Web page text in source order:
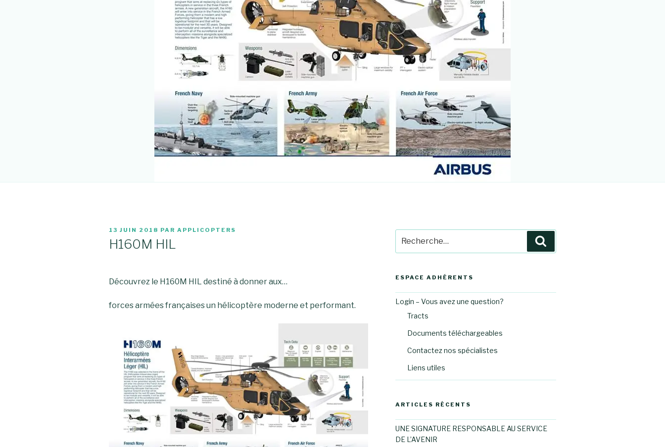
PUBLIÉ
13 JUIN 2018 PAR APPLICOPTERS
H160M HIL
Découvrez le H160M HIL destiné à donner aux…
forces armées françaises un hélicoptère moderne et performant.
pour
:
ESPACE ADHÉRENTS
Login – Vous avez une question?
Tracts
Documents téléchargeables
Contactez nos spécialistes
Liens utiles
ARTICLES RÉCENTS
UNE SIGNATURE RESPONSABLE AU SERVICE
DE L’AVENIR